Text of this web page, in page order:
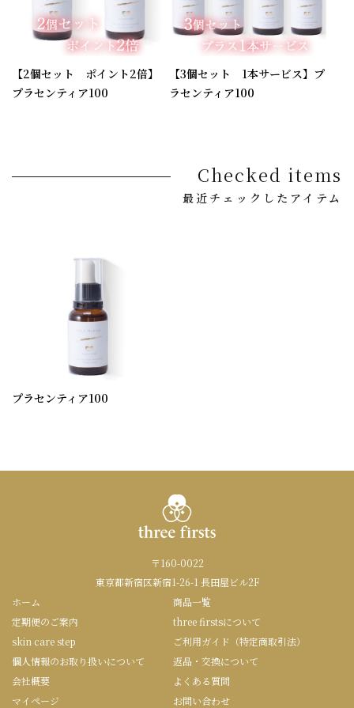
【2個セット ポイント2倍】
プラセンティア100
【3個セット 1本サービス】プ
ラセンティア100
Checked items
最近チェックしたアイテム
プラセンティア100
〒160-0022
東京都新宿区新宿1-26-1 長田屋ビル2F
ホーム
商品一覧
定期便のご案内
three firstsについて
skin care step
ご利用ガイド（特定商取引法）
個人情報のお取り扱いについて
返品・交換について
会社概要
よくある質問
マイページ
お問い合わせ